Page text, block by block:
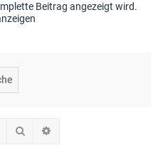
Beitrag angezeigt wird.
Suche